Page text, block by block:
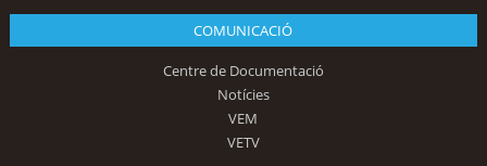
COMUNICACIÓ
Centre de Documentació
Notícies
VEM
VETV